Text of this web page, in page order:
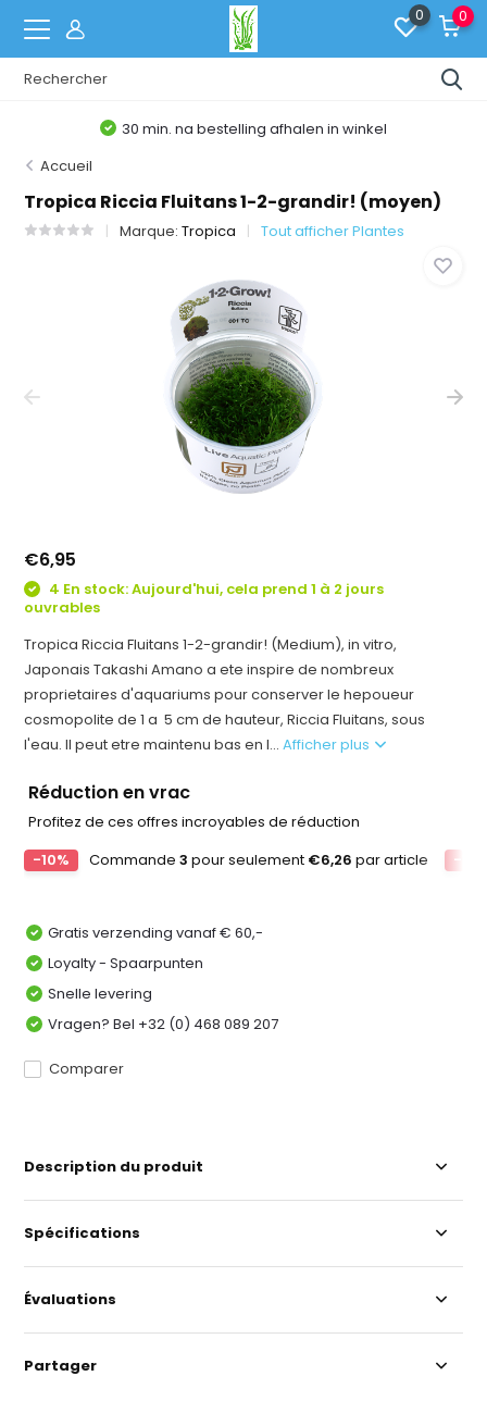
0 0
30 min. na bestelling afhalen in winkel
Accueil
Tropica Riccia Fluitans 1-2-grandir! (moyen)
Marque:Tropica Tout afficher Plantes
€6,95
4 En stock: Aujourd'hui, cela prend 1 à 2 jours
ouvrables
Tropica Riccia Fluitans 1-2-grandir! (Medium), in vitro,
Japonais Takashi Amano a ete inspire de nombreux
proprietaires d'aquariums pour conserver le hepoueur
cosmopolite de 1 a 5 cm de hauteur, Riccia Fluitans, sous
l'eau. Il peut etre maintenu bas en l...Afficher plus
Réduction en vrac
Profitez de ces offres incroyables de réduction
-10%
Commande3 pour seulement €6,26 par article -
Gratis verzending vanaf € 60,-
Loyalty - Spaarpunten
Snelle levering
Vragen? Bel +32 (0) 468 089 207
Comparer
Description du produit
Spécifications
Évaluations
Partager